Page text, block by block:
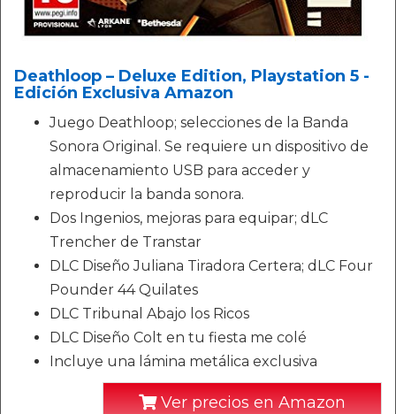
Deathloop – Deluxe Edition, Playstation 5 -
Edición Exclusiva Amazon
Juego Deathloop; selecciones de la Banda
Sonora Original. Se requiere un dispositivo de
almacenamiento USB para acceder y
reproducir la banda sonora.
Dos Ingenios, mejoras para equipar; dLC
Trencher de Transtar
DLC Diseño Juliana Tiradora Certera; dLC Four
Pounder 44 Quilates
DLC Tribunal Abajo los Ricos
DLC Diseño Colt en tu fiesta me colé
Incluye una lámina metálica exclusiva
Ver precios en Amazon